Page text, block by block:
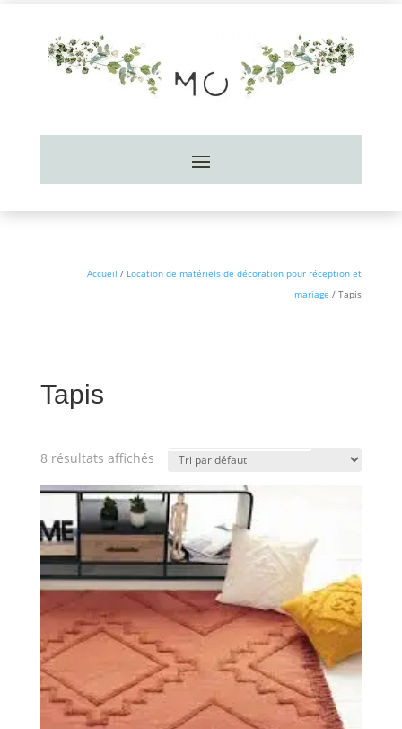
Accueil / Location de matériels de décoration pour réception et
mariage / Tapis
Tapis
8 résultats affichés